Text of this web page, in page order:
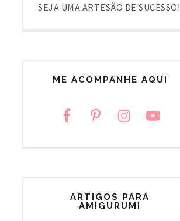
SEJA UMA ARTESÃO DE SUCESSO!
ME ACOMPANHE AQUI
ARTIGOS PARA
AMIGURUMI